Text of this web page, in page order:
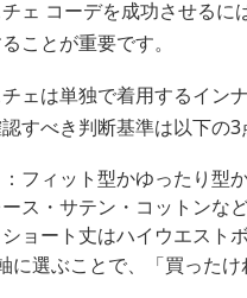
ェ コーデを成功させる
ことが重要です。
ェは単独で着用するイン
すべき判断基準は以下の3
：フィット型かゆったり型
ス・サテン・コットンな
ショート丈はハイウエスト
に選ぶことで、「買った